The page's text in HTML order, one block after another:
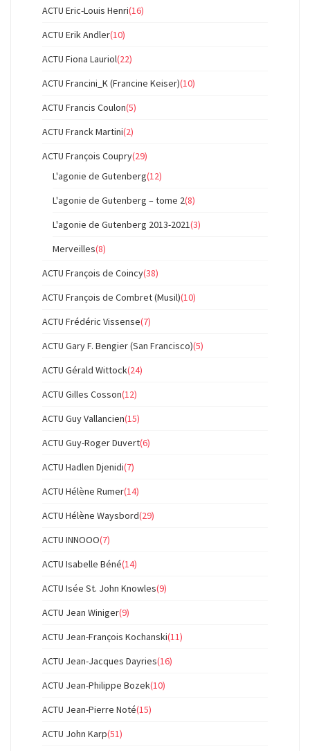
ACTU Eric-Louis Henri(16)
ACTU Erik Andler(10)
ACTU Fiona Lauriol(22)
ACTU Francini_K (Francine Keiser)(10)
ACTU Francis Coulon(5)
ACTU Franck Martini(2)
ACTU François Coupry(29)
L'agonie de Gutenberg(12)
L'agonie de Gutenberg – tome 2(8)
L'agonie de Gutenberg 2013-2021(3)
Merveilles(8)
ACTU François de Coincy(38)
ACTU François de Combret (Musil)(10)
ACTU Frédéric Vissense(7)
ACTU Gary F. Bengier (San Francisco)(5)
ACTU Gérald Wittock(24)
ACTU Gilles Cosson(12)
ACTU Guy Vallancien(15)
ACTU Guy-Roger Duvert(6)
ACTU Hadlen Djenidi(7)
ACTU Hélène Rumer(14)
ACTU Hélène Waysbord(29)
ACTU INNOOO(7)
ACTU Isabelle Béné(14)
ACTU Isée St. John Knowles(9)
ACTU Jean Winiger(9)
ACTU Jean-François Kochanski(11)
ACTU Jean-Jacques Dayries(16)
ACTU Jean-Philippe Bozek(10)
ACTU Jean-Pierre Noté(15)
ACTU John Karp(51)